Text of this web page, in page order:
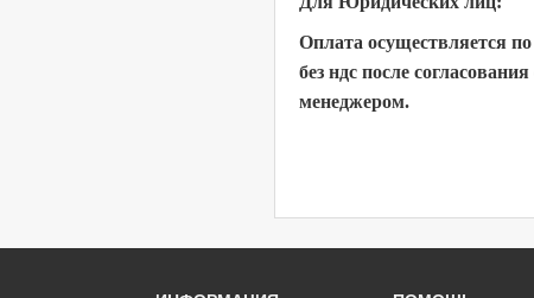
Оплата осуществляется по
без ндс после согласования
менеджером.